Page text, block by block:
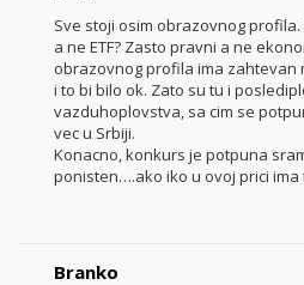
Sve stoji osim obrazovnog
a ne ETF? Zasto pravni a ne
obrazovnog profila ima zahtevan
i to bi bilo ok. Zato su tu i
vazduhoplovstva, sa cim se
vec u Srbiji.
Konacno, konkurs je potpuna
ponisten….ako iko u ovoj prici
Branko